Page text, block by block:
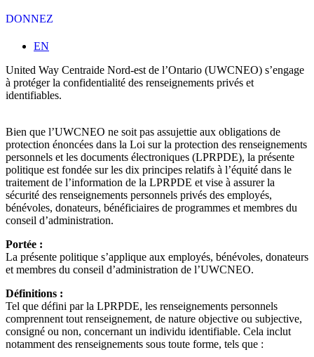
DONNEZ
Sélectionnez votre langue
EN
United Way Centraide Nord-est de l’Ontario (UWCNEO) s’engage
à protéger la confidentialité des renseignements privés et
identifiables.
Bien que l’UWCNEO ne soit pas assujettie aux obligations de
protection énoncées dans la Loi sur la protection des renseignements
personnels et les documents électroniques (LPRPDE), la présente
politique est fondée sur les dix principes relatifs à l’équité dans le
traitement de l’information de la LPRPDE et vise à assurer la
sécurité des renseignements personnels privés des employés,
bénévoles, donateurs, bénéficiaires de programmes et membres du
conseil d’administration.
Portée :
La présente politique s’applique aux employés, bénévoles, donateurs
et membres du conseil d’administration de l’UWCNEO.
Définitions :
Tel que défini par la LPRPDE, les renseignements personnels
comprennent tout renseignement, de nature objective ou subjective,
consigné ou non, concernant un individu identifiable. Cela inclut
notamment des renseignements sous toute forme, tels que :